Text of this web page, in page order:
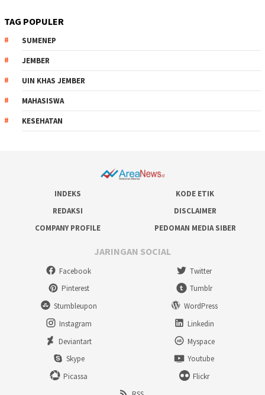
TAG POPULER
SUMENEP
JEMBER
UIN KHAS JEMBER
MAHASISWA
KESEHATAN
INDEKS
KODE ETIK
REDAKSI
DISCLAIMER
COMPANY PROFILE
PEDOMAN MEDIA SIBER
JARINGAN SOCIAL
Facebook
Twitter
Pinterest
Tumblr
Stumbleupon
WordPress
Instagram
Linkedin
Deviantart
Myspace
Skype
Youtube
Picassa
Flickr